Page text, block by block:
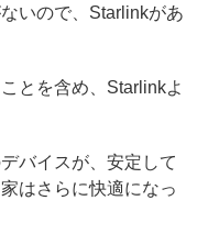
いので、Starlinkがあ
とを含め、Starlinkよ
バイスが、安定して
はさらに快適になっ